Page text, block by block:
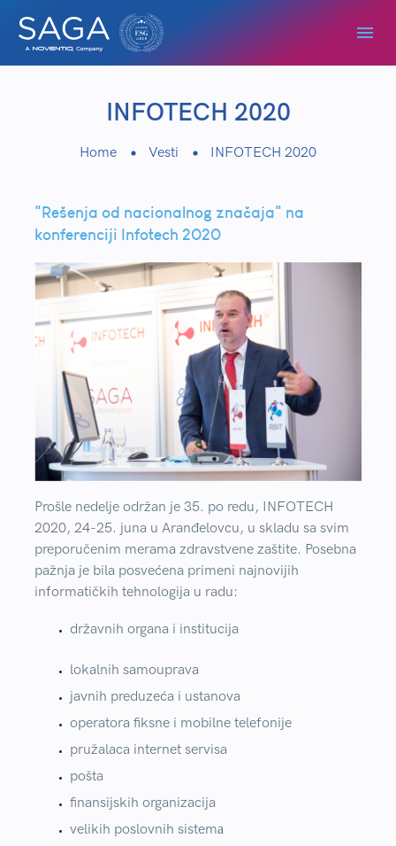
INFOTECH 2020
Home Vesti INFOTECH 2020
"Rešenja od nacionalnog značaja" na
konferenciji Infotech 2020
Prošle nedelje održan je 35. po redu, INFOTECH
2020, 24-25. juna u Aranđelovcu, u skladu sa svim
preporučenim merama zdravstvene zaštite. Posebna
pažnja je bila posvećena primeni najnovijih
informatičkih tehnologija u radu:
državnih organa i institucija
lokalnih samouprava
javnih preduzeća i ustanova
operatora fiksne i mobilne telefonije
pružalaca internet servisa
pošta
finansijskih organizacija
velikih poslovnih sistemа